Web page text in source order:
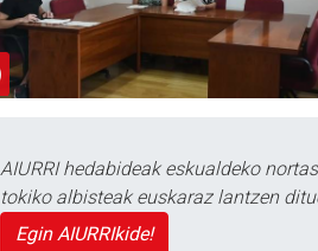
AIURRI hedabideak eskualdeko
tokiko albisteak euskaraz lantzen
Egin AIURRIkide!